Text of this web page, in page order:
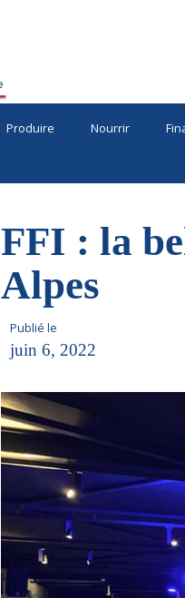
Produire Nourrir
FFI : la
Alpes
Publié le
juin 6, 2022